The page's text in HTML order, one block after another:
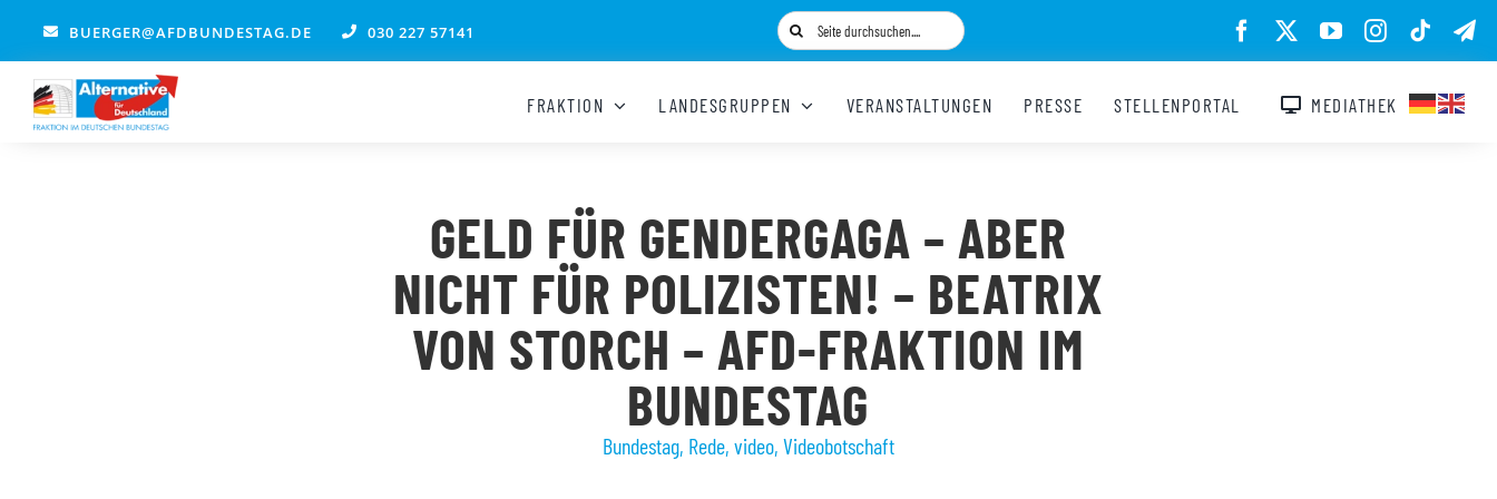
springen
BUERGER@AFDBUNDESTAG.DE 030 227 57141
Suche
nach:
FRAKTION LANDESGRUPPEN VERANSTALTUNGEN PRESSE STELLENPORTAL MEDIATHEK
GELD FÜR GENDERGAGA – ABER
NICHT FÜR POLIZISTEN! – BEATRIX
VON STORCH – AFD-FRAKTION IM
BUNDESTAG
Bundestag, Rede, video, Videobotschaft